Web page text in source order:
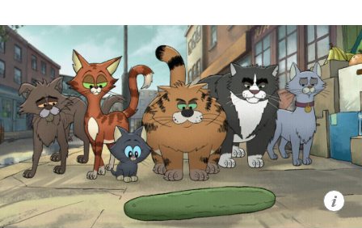
Джеки из Нью-Йорка (Никки Родригес,
«У меня на районе»), которая
вынужденно переехала в Колорадо к
семье Уолтерсов — счастливым
родителям семи сыновей и одной
дочери. Четвертую порцию их
приключений создатели уже
анонсировали заранее:
предварительно, она выйдет в